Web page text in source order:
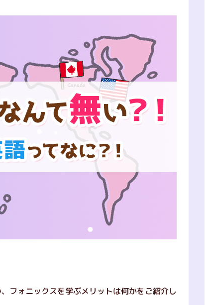
フォニックスを学ぶメリットは何かをご紹介し